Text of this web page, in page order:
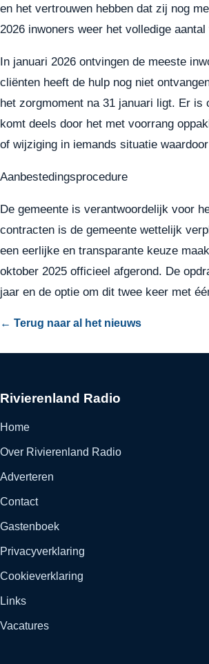
en het vertrouwen hebben dat zij nog
2026 inwoners weer het volledige
In januari 2026 ontvingen de meeste
cliënten heeft de hulp nog niet
het zorgmoment na 31 januari ligt. Er
komt deels door het met voorrang
of wijziging in iemands situatie
Aanbestedingsprocedure
De gemeente is verantwoordelijk voor
contracten is de gemeente wettelijk
een eerlijke en transparante keuze
oktober 2025 officieel afgerond. De
jaar en de optie om dit twee keer met
← Terug naar al het nieuws
Rivierenland Radio
Home
Over Rivierenland Radio
Adverteren
Contact
Gastenboek
Privacyverklaring
Cookieverklaring
Links
Vacatures